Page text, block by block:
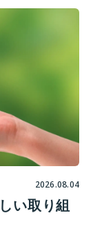
2026.08.04
い取り組